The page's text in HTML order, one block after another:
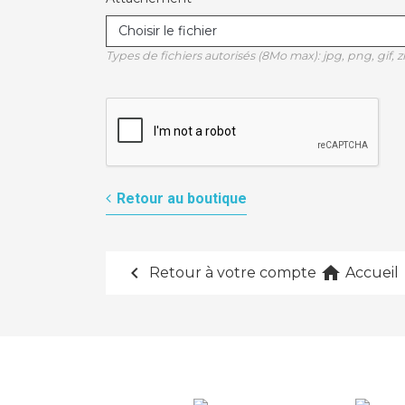
Choisir le fichier
Types de fichiers autorisés (8Mo max): jpg, png, gif,
Retour au boutique
chevron_left Retour à votre compte home Accueil